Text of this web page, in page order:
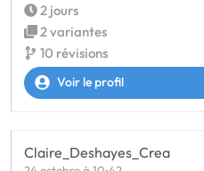
2 jours
2 variantes
10 révisions
Voir le profil
Claire_Deshayes_Crea